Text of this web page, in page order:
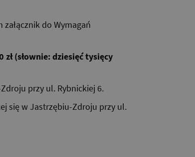
do Wymagań
(słownie: dziesięć tysięcy
przy ul. Rybnickiej 6.
się w Jastrzębiu-Zdroju przy ul.